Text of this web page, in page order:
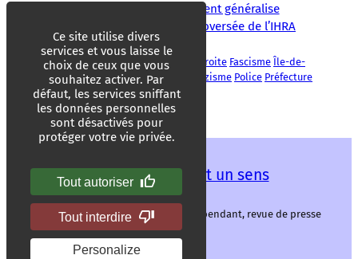
Antisémitisme : le gouvernement généralise
discrètement la définition controversée de l’IHRA
Antifascisme C9M Essonne Extrême-droite Fascisme Île-de-
France Manifestation Nazisme Néonazisme Police Préfecture
Racisme
Les mots ont un sens
Les mots ont un sens, média libre et indépendant, revue de presse
alternative.
Ce site utilise divers
services et vous laisse le
choix de ceux que vous
souhaitez activer. Par
défaut, les services sniffant
les données personnelles
sont désactivés pour
protéger votre vie privée.
Tout autoriser
Tout interdire
Personalize